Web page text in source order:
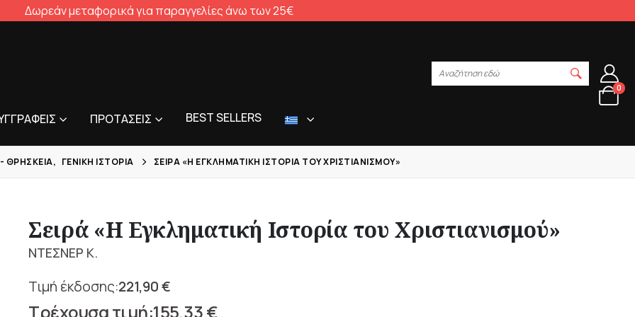
Δωρεάν μεταφορικά για παραγγελίες άνω των 25€
ΠΡΟΤΆΣΕΙΣ BEST SELLERS
Αναζήτηση εδώ
0
ΘΡΗΣΚΕΊΑ, ΓΕΝΙΚΉ ΙΣΤΟΡΊΑ ΣΕΙΡΆ «Η ΕΓΚΛΗΜΑΤΙΚΉ ΙΣΤΟΡΊΑ ΤΟΥ ΧΡΙΣΤΙΑΝΙΣΜΟΎ»
Σειρά «Η Εγκληματική Ιστορία του Χριστιανισμού»
ΝΤΕΣΝΕΡ Κ.
221,90€
Original 155,33€